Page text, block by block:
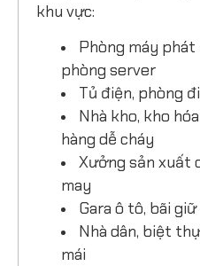
khu vực:
Phòng máy phát
phòng server
Tủ điện, phòng
Nhà kho, kho
hàng dễ cháy
Xưởng sản xuất
may
Gara ô tô, bãi
Nhà dân, biệt
mái